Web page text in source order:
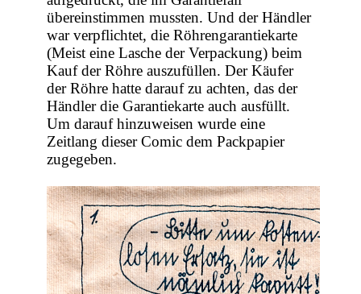
übereinstimmen mussten. Und der Händler
war verpflichtet, die Röhrengarantiekarte
(Meist eine Lasche der Verpackung) beim
Kauf der Röhre auszufüllen. Der Käufer
der Röhre hatte darauf zu achten, das der
Händler die Garantiekarte auch ausfüllt.
Um darauf hinzuweisen wurde eine
Zeitlang dieser Comic dem Packpapier
zugegeben.